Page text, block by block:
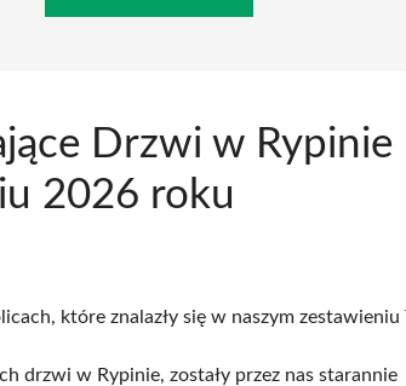
Drzwi w Rypinie
2026 roku
które znalazły się w naszym zestawieniu
drzwi w Rypinie, zostały przez nas starannie